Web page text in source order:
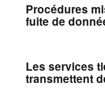
Procédures
fuite de
Les services
transmettent